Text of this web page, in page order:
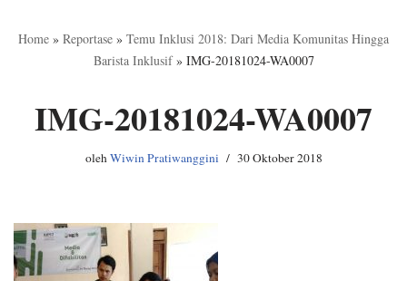
Home » Reportase » Temu Inklusi 2018: Dari Media Komunitas Hingga
Barista Inklusif» IMG-20181024-WA0007
IMG-20181024-WA0007
olehWiwin Pratiwanggini 30 Oktober 2018